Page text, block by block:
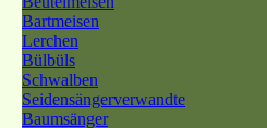
Bartmeisen
Lerchen
Bülbüls
Schwalben
Seidensängerverwandte
Baumsänger